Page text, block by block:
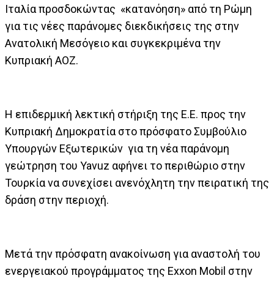
Ιταλία προσδοκώντας «κατανόηση» από τη Ρώμη
για τις νέες παράνομες διεκδικήσεις της στην
Ανατολική Μεσόγειο και συγκεκριμένα την
Κυπριακή ΑΟΖ.
Η επιδερμική λεκτική στήριξη της Ε.Ε. προς την
Κυπριακή Δημοκρατία στο πρόσφατο Συμβούλιο
Υπουργών Εξωτερικών για τη νέα παράνομη
γεώτρηση του Yavuz αφήνει το περιθώριο στην
Τουρκία να συνεχίσει ανενόχλητη την πειρατική της
δράση στην περιοχή.
Μετά την πρόσφατη ανακοίνωση για αναστολή του
ενεργειακού προγράμματος της Exxon Mobil στην